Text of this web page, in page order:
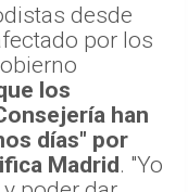
desde
por los
los
han
días" por
Madrid. "Yo